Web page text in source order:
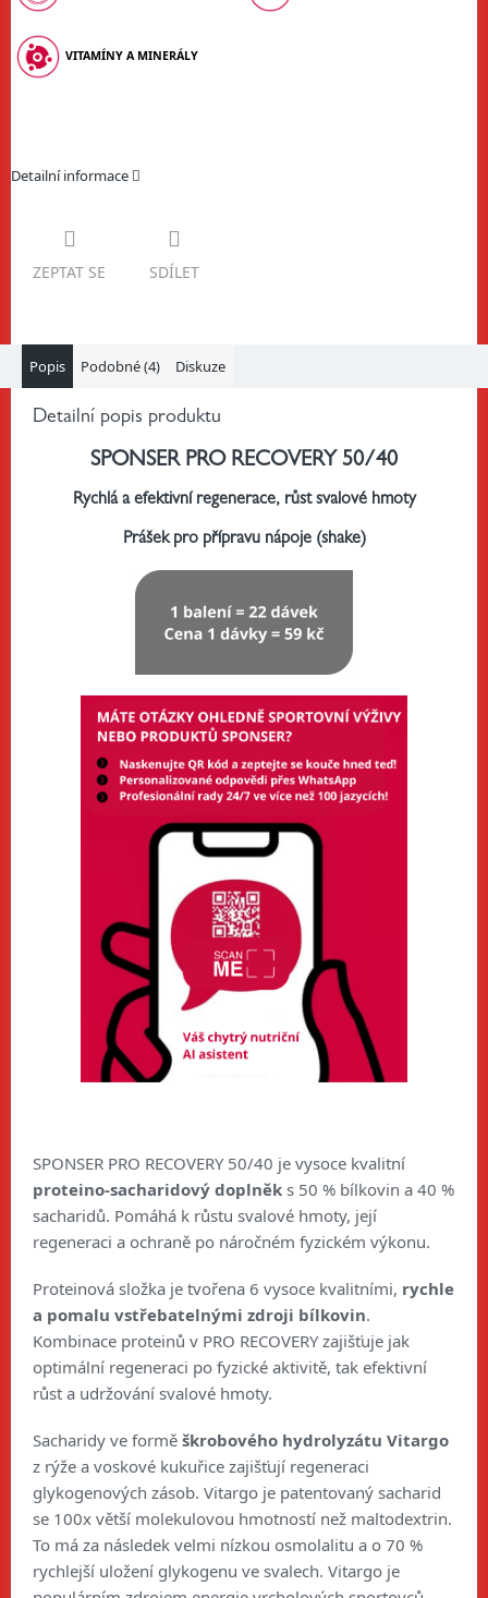
VITAMÍNY A MINERÁLY
Detailní informace
ZEPTAT SE SDÍLET
Popis Podobné (4) Diskuze
Detailní popis produktu
SPONSER PRO RECOVERY 50/40
Rychlá a efektivní regenerace, růst svalové hmoty
Prášek pro přípravu nápoje (shake)
SPONSER PRO RECOVERY 50/40 je vysoce kvalitní
proteino-sacharidový doplněk s 50 % bílkovin a 40 %
sacharidů. Pomáhá k růstu svalové hmoty, její
regeneraci a ochraně po náročném fyzickém výkonu.
Proteinová složka je tvořena 6 vysoce kvalitními, rychle
a pomalu vstřebatelnými zdroji bílkovin.
Kombinace proteinů v PRO RECOVERY zajišťuje jak
optimální regeneraci po fyzické aktivitě, tak efektivní
růst a udržování svalové hmoty.
Sacharidy ve formě škrobového hydrolyzátu Vitargo
z rýže a voskové kukuřice zajišťují regeneraci
glykogenových zásob. Vitargo je patentovaný sacharid
se 100x větší molekulovou hmotností než maltodextrin.
To má za následek velmi nízkou osmolalitu a o 70 %
rychlejší uložení glykogenu ve svalech. Vitargo je